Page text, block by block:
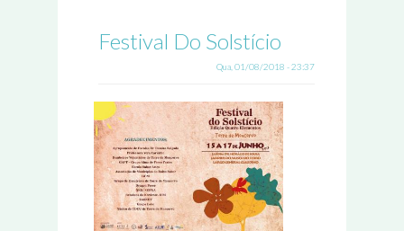
Festival Do Solstício
Qua, 01/08/2018 - 23:37